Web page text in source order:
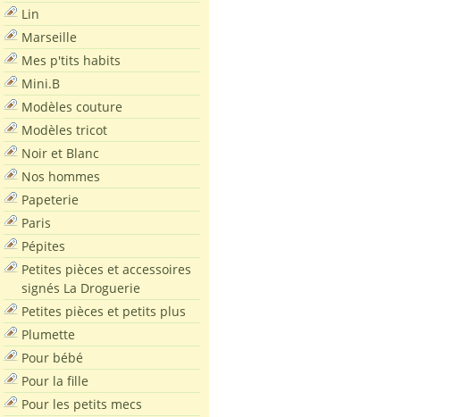
Lin
Marseille
Mes p'tits habits
Mini.B
Modèles couture
Modèles tricot
Noir et Blanc
Nos hommes
Papeterie
Paris
Pépites
Petites pièces et accessoires
signés La Droguerie
Petites pièces et petits plus
Plumette
Pour bébé
Pour la fille
Pour les petits mecs